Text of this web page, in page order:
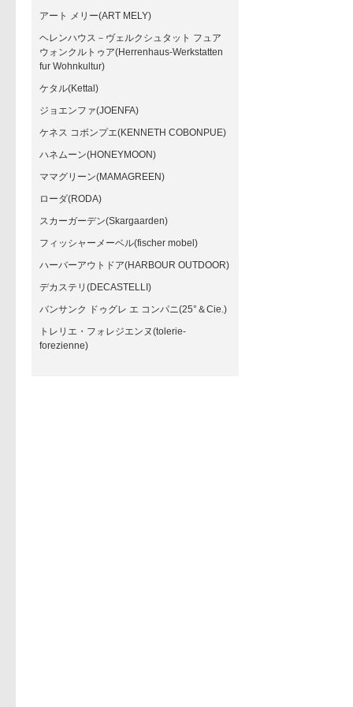
アート メリー(ART MELY)
ヘレンハウス－ヴェルクシュタット フュア
ウォンクルトゥア(Herrenhaus-Werkstatten
fur Wohnkultur)
ケタル(Kettal)
ジョエンファ(JOENFA)
ケネス コボンプエ(KENNETH COBONPUE)
ハネムーン(HONEYMOON)
ママグリーン(MAMAGREEN)
ローダ(RODA)
スカーガーデン(Skargaarden)
フィッシャーメーベル(fischer mobel)
ハーバーアウトドア(HARBOUR OUTDOOR)
デカステリ(DECASTELLI)
バンサンク ドゥグレ エ コンパニ(25°＆Cie.)
トレリエ・フォレジエンヌ(tolerie-
forezienne)